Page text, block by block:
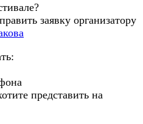
заявку организатору
представить на